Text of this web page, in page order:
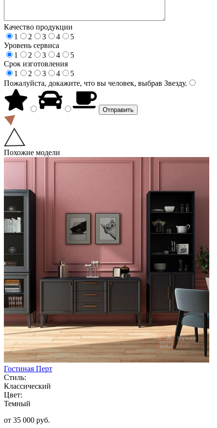
Качество продукции
1
2 3 4
5
Уровень сервиса
1
2 3 4
5
Срок изготовления
1
2 3 4
5
Пожалуйста, докажите, что вы человек, выбрав Звезду.
Похожие модели
Гостиная Перт
Стиль:
Классический
Цвет:
Темный
от 35 000 руб.